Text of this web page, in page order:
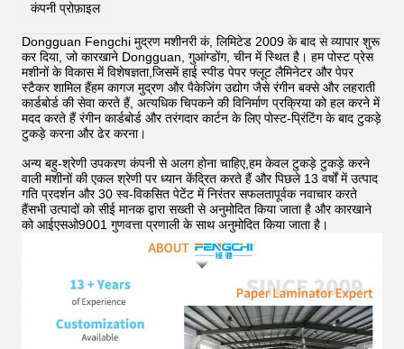
कंपनी प्रोफ़ाइल
Dongguan Fengchi मुद्रण मशीनरी कं, लिमिटेड 2009 के बाद से व्यापार शुरू
कर दिया, जो कारखाने Dongguan, गुआंग्डोंग, चीन में स्थित है। हम पोस्ट प्रेस
मशीनों के विकास में विशेषज्ञता,जिसमें हाई स्पीड पेपर फ्लूट लैमिनेटर और पेपर
स्टैकर शामिल हैंहम कागज मुद्रण और पैकेजिंग उद्योग जैसे रंगीन बक्से और लहराती
कार्डबोर्ड की सेवा करते हैं, अत्यधिक चिपकने की विनिर्माण प्रक्रिया को हल करने में
मदद करते हैं रंगीन कार्डबोर्ड और तरंगदार कार्टन के लिए पोस्ट-प्रिंटिंग के बाद टुकड़े
टुकड़े करना और ढेर करना।
अन्य बहु-श्रेणी उपकरण कंपनी से अलग होना चाहिए,हम केवल टुकड़े टुकड़े करने
वाली मशीनों की एकल श्रेणी पर ध्यान केंद्रित करते हैं और पिछले 13 वर्षों में उत्पाद
गति प्रदर्शन और 30 स्व-विकसित पेटेंट में निरंतर सफलतापूर्वक नवाचार करते
हैंसभी उत्पादों को सीई मानक द्वारा सख्ती से अनुमोदित किया जाता है और कारखाने
को आईएसओ9001 गुणवत्ता प्रणाली के साथ अनुमोदित किया जाता है।